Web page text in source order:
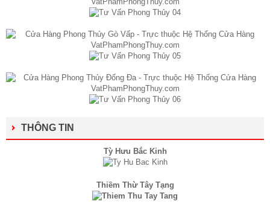
THÔNG TIN
Tỳ Hưu Bắc Kinh
Thiềm Thừ Tây Tạng